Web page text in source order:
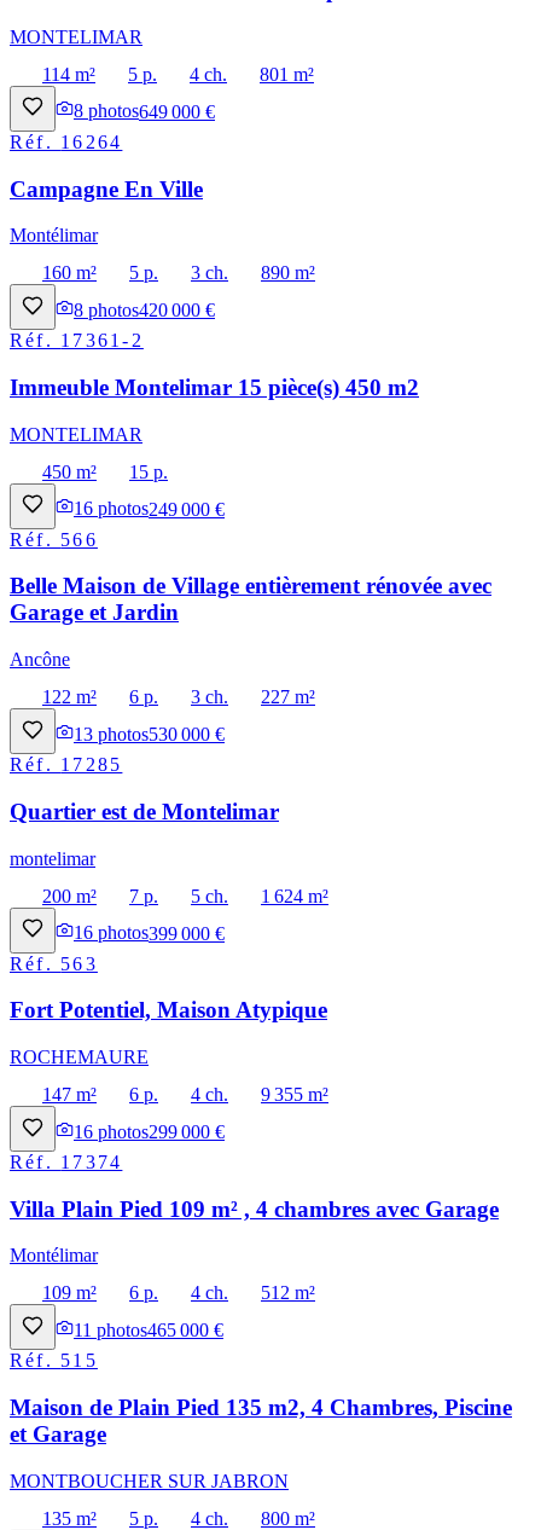
MONTELIMAR
114 m²
5 p. 4 ch.
801 m²
8 photos649 000 €
Réf. 16264
Campagne En Ville
Montélimar
160 m²
5 p. 3 ch.
890 m²
8 photos420 000 €
Réf. 17361-2
Immeuble Montelimar 15 pièce(s) 450 m2
MONTELIMAR
450 m²
15 p.
16 photos249 000 €
Réf. 566
Belle Maison de Village entièrement rénovée avec
Garage et Jardin
Ancône
122 m²
6 p. 3 ch.
227 m²
13 photos530 000 €
Réf. 17285
Quartier est de Montelimar
montelimar
200 m²
7 p. 5 ch.
1 624 m²
16 photos399 000 €
Réf. 563
Fort Potentiel, Maison Atypique
ROCHEMAURE
147 m²
6 p. 4 ch.
9 355 m²
16 photos299 000 €
Réf. 17374
Villa Plain Pied 109 m² , 4 chambres avec Garage
Montélimar
109 m²
6 p. 4 ch.
512 m²
11 photos465 000 €
Réf. 515
Maison de Plain Pied 135 m2, 4 Chambres, Piscine
et Garage
MONTBOUCHER SUR JABRON
135 m²
5 p. 4 ch.
800 m²